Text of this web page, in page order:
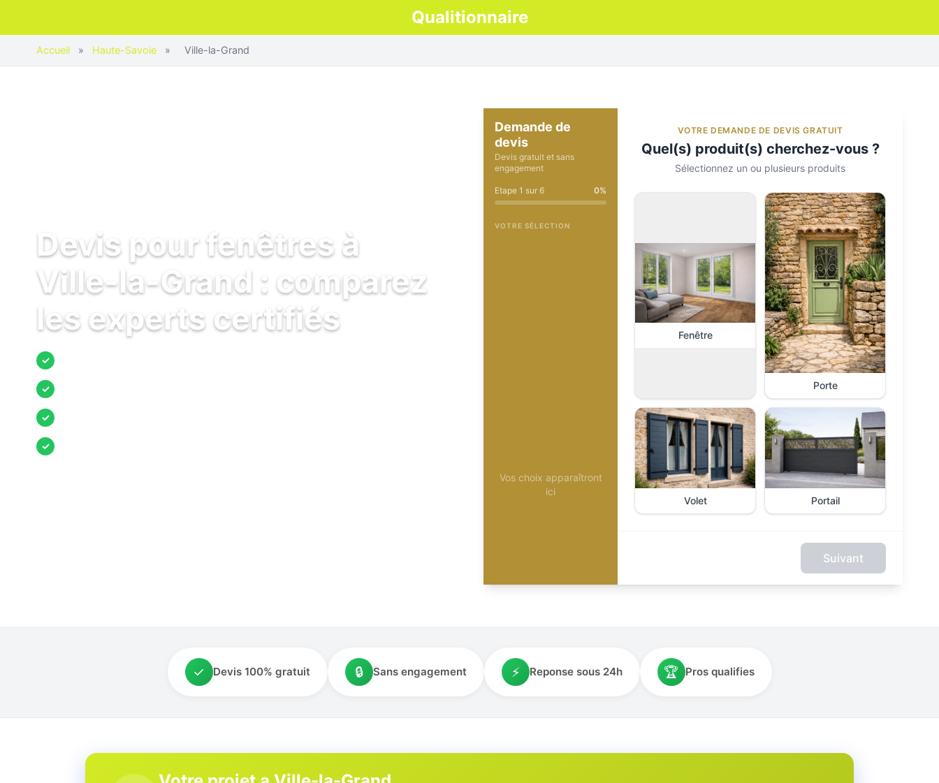
Qualitionnaire
Accueil » Haute-Savoie » Ville-la-Grand
Devis pour fenêtres à
Ville-la-Grand : comparez
les experts certifiés
✓
✓
✓
✓
Demande de
devis
Devis gratuit et sans
engagement
Etape 1 sur 6 0%
VOTRE SÉLECTION
Vos choix apparaîtront
ici
VOTRE DEMANDE DE DEVIS GRATUIT
Quel(s) produit(s) cherchez-vous ?
Sélectionnez un ou plusieurs produits
Fenêtre
Porte
Volet Portail
Suivant
✓ Devis 100% gratuit 🔒 Sans engagement ⚡ Reponse sous 24h 🏆 Pros qualifies